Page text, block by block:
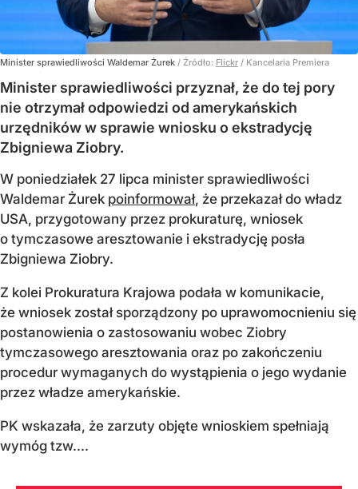
Minister sprawiedliwości Waldemar Żurek / Źródło: Flickr / Kancelaria Premiera
Minister sprawiedliwości przyznał, że do tej pory
nie otrzymał odpowiedzi od amerykańskich
urzędników w sprawie wniosku o ekstradycję
Zbigniewa Ziobry.
W poniedziałek 27 lipca minister sprawiedliwości
Waldemar Żurek poinformował, że przekazał do władz
USA, przygotowany przez prokuraturę, wniosek
o tymczasowe aresztowanie i ekstradycję posła
Zbigniewa Ziobry.
Z kolei Prokuratura Krajowa podała w komunikacie,
że wniosek został sporządzony po uprawomocnieniu się
postanowienia o zastosowaniu wobec Ziobry
tymczasowego aresztowania oraz po zakończeniu
procedur wymaganych do wystąpienia o jego wydanie
przez władze amerykańskie.
PK wskazała, że zarzuty objęte wnioskiem spełniają
wymóg tzw....